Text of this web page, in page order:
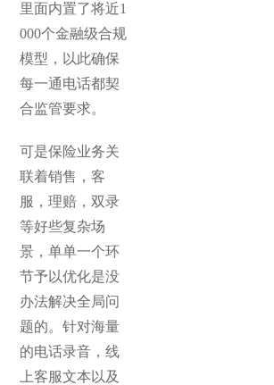
里面内置了将近1
000个金融级合规
模型，以此确保
每一通电话都契
合监管要求。
可是保险业务关
联着销售，客
服，理赔，双录
等好些复杂场
景，单单一个环
节予以优化是没
办法解决全局问
题的。针对海量
的电话录音，线
上客服文本以及